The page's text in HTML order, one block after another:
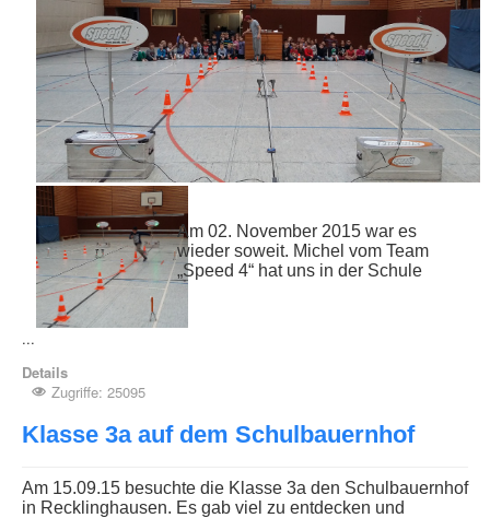
Am 02. November 2015 war es
wieder soweit. Michel vom Team
„Speed 4“ hat uns in der Schule
...
Details
Zugriffe: 25095
Klasse 3a auf dem Schulbauernhof
Am 15.09.15 besuchte die Klasse 3a den Schulbauernhof
in Recklinghausen. Es gab viel zu entdecken und